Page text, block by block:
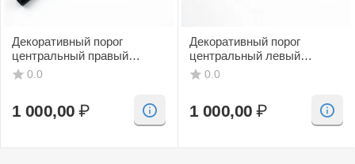
Декоративный порог
центральный правый
(черный, CV) SAAB 9-3
0.0
1 000,00 ₽
Декоративный порог
центральный левый
(черный, CV) SAAB 9-3
0.0
1 000,00 ₽